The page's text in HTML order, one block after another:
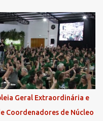
Geral Extraordinária e
Coordenadores de Núcleo